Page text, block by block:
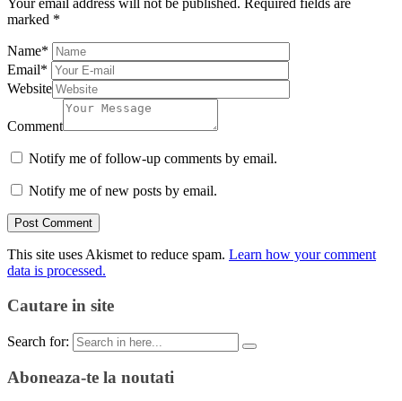
Your email address will not be published. Required fields are
marked *
Name*
Email*
Website
Comment
Notify me of follow-up comments by email.
Notify me of new posts by email.
This site uses Akismet to reduce spam. Learn how your comment
data is processed.
Cautare in site
Search for:
Aboneaza-te la noutati